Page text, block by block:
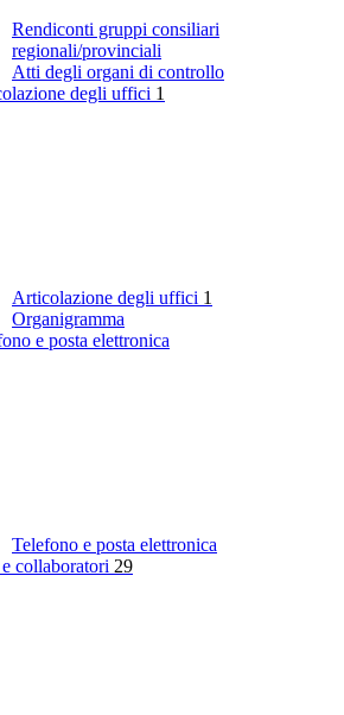
Rendiconti gruppi consiliari
regionali/provinciali
Atti degli organi di controllo
degli uffici 1
Articolazione degli uffici 1
Organigramma
e posta elettronica
Telefono e posta elettronica
collaboratori 29